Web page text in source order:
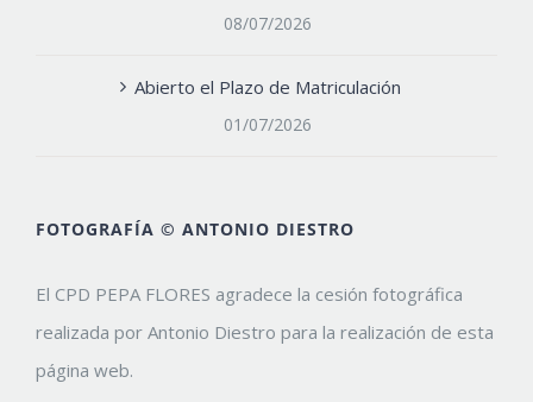
08/07/2026
Abierto el Plazo de Matriculación
01/07/2026
FOTOGRAFÍA © ANTONIO DIESTRO
El CPD PEPA FLORES agradece la cesión fotográfica
realizada por Antonio Diestro para la realización de esta
página web.